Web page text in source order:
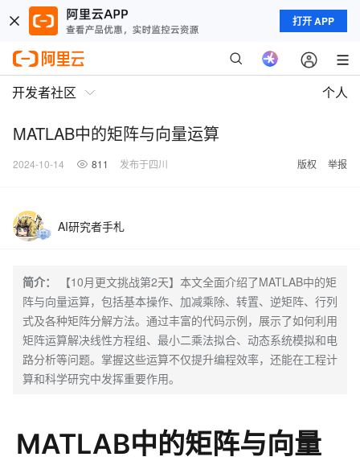
打开 APP
开发者社区 个人
MATLAB中的矩阵与向量运算
2024-10-14 811 发布于四川 版权 举报
AI研究者手札
简介：
【10月更文挑战第2天】本文全面介绍了MATLAB中的矩
阵与向量运算，包括基本操作、加减乘除、转置、逆矩阵、行列
式及各种矩阵分解方法。通过丰富的代码示例，展示了如何利用
矩阵运算解决线性方程组、最小二乘法拟合、动态系统模拟和电
路分析等问题。掌握这些运算不仅提升编程效率，还能在工程计
算和科学研究中发挥重要作用。
MATLAB中的矩阵与向量